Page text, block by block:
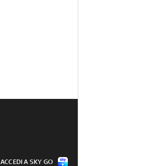
ACCEDI A SKY GO